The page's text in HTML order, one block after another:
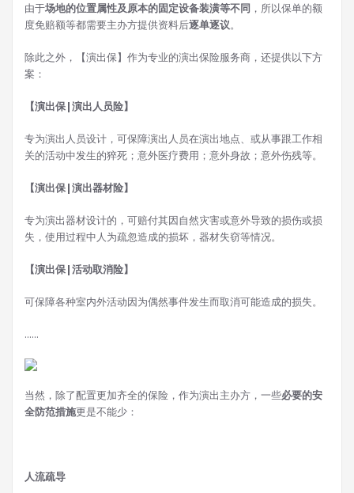
由于场地的位置属性及原本的固定设备装潢等不同 ，所以保单的额
度免赔额等都需要主办方提供资料后逐单逐议。
除此之外，【演出保】作为专业的演出保险服务商，还提供以下方
案：
【演出保|演出人员险】
专为演出人员设计，可保障演出人员在演出地点、或从事跟工作相
关的活动中发生的猝死；意外医疗费用；意外身故；意外伤残等。
【演出保|演出器材险】
专为演出器材设计的，可赔付其因自然灾害或意外导致的损伤或损
失，使用过程中人为疏忽造成的损坏，器材失窃等情况。
【演出保|活动取消险】
可保障各种室内外活动因为偶然事件发生而取消可能造成的损失。
......
当然，除了配置更加齐全的保险，作为演出主办方，一些必要的安
全防范措施更是不能少：
人流疏导